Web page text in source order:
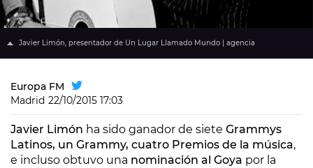
Javier Limón, presentador de Un Lugar Llamado Mundo | agencia
Europa FM
Madrid 22/10/2015 17:03
Javier Limón ha sido ganador de siete Grammys
Latinos, un Grammy, cuatro Premios de la música,
e incluso obtuvo una nominación al Goya por la